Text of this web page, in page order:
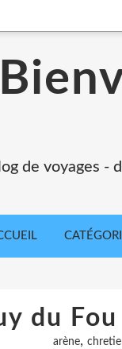
de voyages -
du
arène,